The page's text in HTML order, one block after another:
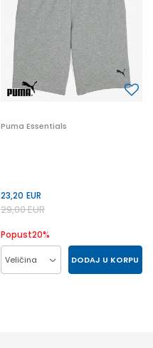
Puma Essentials
23,20 EUR
29,00EUR
Popust20%
Veličina DODAJ U KORPU